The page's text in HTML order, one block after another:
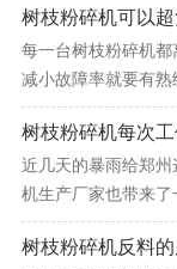
树枝粉碎机可以
每一台树枝粉碎机
减小故障率就要有
业来说，树枝粉碎
枝粉碎机转速高、负
我们用户尽量不要
是否超负荷作业呢
树枝粉碎机每次
近几天的暴雨给郑
机生产厂家也带来
放心你们的机器都
以后每天工作中应该
树枝粉碎机反料的